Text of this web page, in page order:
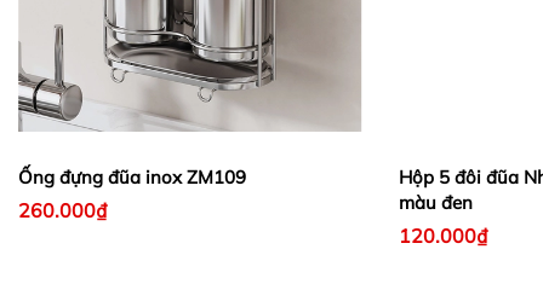
Ống đựng đũa inox ZM109
260.000₫
Hộp 5 đôi đũa
màu đen
120.000₫